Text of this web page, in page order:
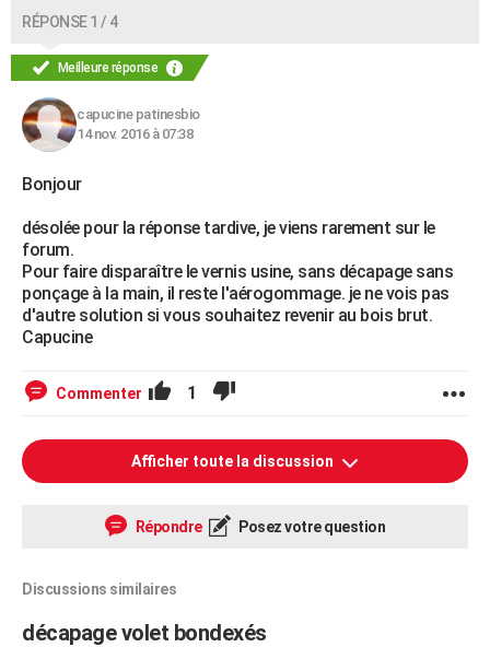
RÉPONSE 1 / 4
Meilleure réponse
capucine patinesbio
14 nov. 2016 à 07:38
Bonjour
désolée pour la réponse tardive, je viens rarement sur le
forum.
Pour faire disparaître le vernis usine, sans décapage sans
ponçage à la main, il reste l'aérogommage. je ne vois pas
d'autre solution si vous souhaitez revenir au bois brut.
Capucine
Commenter 1
Afficher toute la discussion
Répondre Posez votre question
Discussions similaires
décapage volet bondexés